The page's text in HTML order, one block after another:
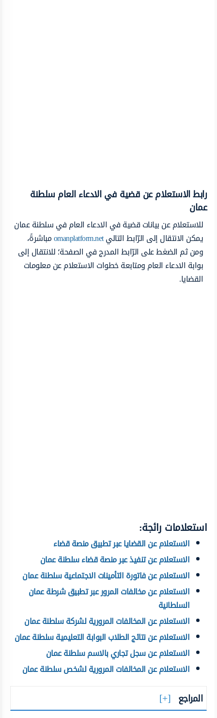
رابط الاستعلام عن قضية في الادعاء العام سلطنة
عمان
للاستعلام عن بيانات قضية في الادعاء العام في سلطنة عمان
يمكن الانتقال إلى الرّابط التاليomanplatform.netمباشرةً،
ومن ثم الضغط على الرّابط المدرج في الصفحة؛ للانتقال إلى
بوابة الادعاء العام ومتابعة خطوات الاستعلام عن معلومات
القضايا.
استعلامات رائجة:
الاستعلام عن القضايا عبر تطبيق منصة قضاء
الاستعلام عن تنفيذ عبر منصة قضاء سلطنة عمان
الاستعلام عن فاتورة التأمينات الاجتماعية سلطنة عمان
الاستعلام عن مخالفات المرور عبر تطبيق شرطة عمان
السلطانية
الاستعلام عن المخالفات المرورية لشركة سلطنة عمان
الاستعلام عن نتائج الطلاب البوابة التعليمية سلطنة عمان
الاستعلام عن سجل تجاري بالاسم سلطنة عمان
الاستعلام عن المخالفات المرورية لشخص سلطنة عمان
المراجع